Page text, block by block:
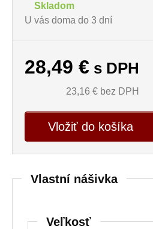
Skladom
U vás doma do 3 dní
28,49 € s DPH
23,16 € bez DPH
Vložiť do košíka
Vlastní nášivka
Veľkosť